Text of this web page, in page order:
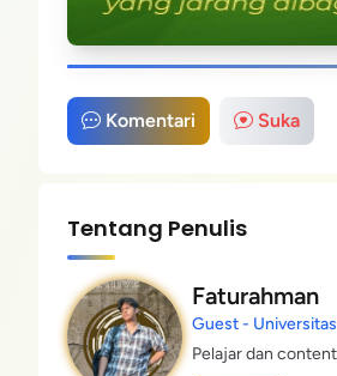
Komentari Suka
Tentang Penulis
Faturahman
Guest -
Pelajar dan